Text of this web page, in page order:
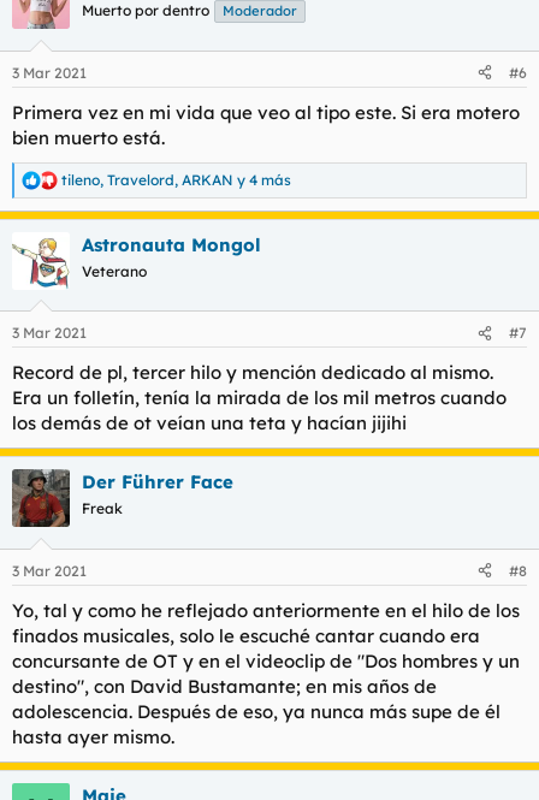
Muerto por dentro Moderador
3 Mar 2021 #6
Primera vez en mi vida que veo al tipo este. Si era motero
bien muerto está.
R
e
a
c
e
:
tileno, Travelord, ARKAN y 4 más
Astronauta Mongol
Veterano
3 Mar 2021 #7
Record de pl, tercer hilo y mención dedicado al mismo.
Era un folletín, tenía la mirada de los mil metros cuando
los demás de ot veían una teta y hacían jijihi
Der Führer Face
Freak
3 Mar 2021 #8
Yo, tal y como he reflejado anteriormente en el hilo de los
finados musicales, solo le escuché cantar cuando era
concursante de OT y en el videoclip de "Dos hombres y un
destino", con David Bustamante; en mis años de
adolescencia. Después de eso, ya nunca más supe de él
hasta ayer mismo.
Maje